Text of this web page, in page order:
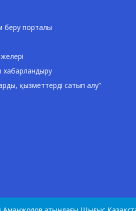
беру порталы
хабарландыру
қызметтерді сатып алу”